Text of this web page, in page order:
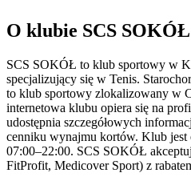
O klubie SCS SOKÓŁ
SCS SOKÓŁ to klub sportowy w
specjalizujący się w Tenis.
to klub sportowy zlokalizowany w
internetowa klubu opiera się na
udostępnia szczegółowych
cenniku wynajmu kortów. Klub
07:00–22:00. SCS SOKÓŁ
FitProfit, Medicover Sport) z